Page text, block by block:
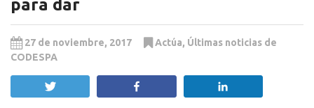
para dar
27 de noviembre, 2017 Actúa, Últimas noticias de
CODESPA